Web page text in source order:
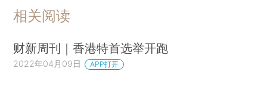
相关阅读
财新周刊｜香港特首选举开跑
2022年04月09日 APP打开